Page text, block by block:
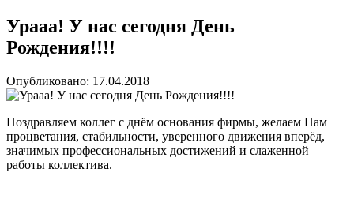
Урааа! У нас сегодня День
Рождения!!!!
Опубликовано: 17.04.2018
Поздравляем коллег с днём основания фирмы, желаем Нам
процветания, стабильности, уверенного движения вперёд,
значимых профессиональных достижений и слаженной
работы коллектива.